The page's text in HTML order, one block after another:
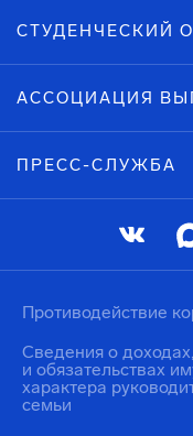
СТУДЕНЧЕСКИЙ
АССОЦИАЦИЯ
ПРЕСС-СЛУЖБА
Противодействие
Сведения о
и обязательствах
характера
семьи